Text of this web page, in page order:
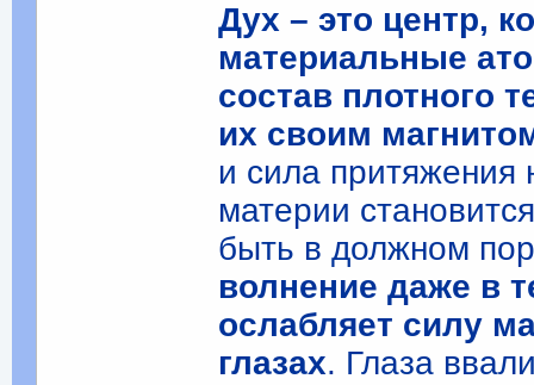
Дух – это центр,
материальные
состав плотного
их своим
и сила притяжения
материи
быть в должном
волнение даже в
ослабляет силу
глазах. Глаза